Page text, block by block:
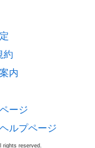
約
内
ージ
ルプページ
reserved.